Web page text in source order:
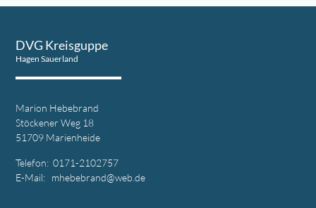
DVG Kreisguppe
Hagen Sauerland
Marion Hebebrand
Stöckener Weg 18
51709 Marienheide
Telefon: 0171-2102757
E-Mail: mhebebrand@web.de